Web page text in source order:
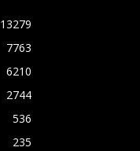
13279
7763
6210
2744
536
235